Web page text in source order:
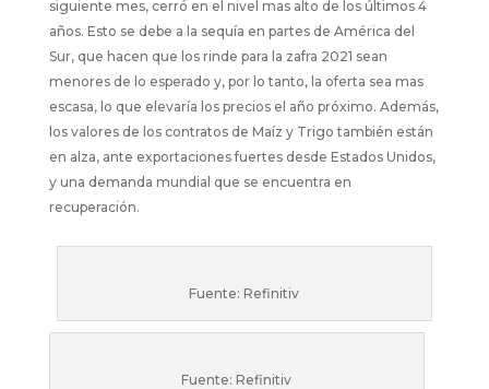
siguiente mes, cerró en el nivel mas alto de los últimos 4
años. Esto se debe a la sequía en partes de América del
Sur, que hacen que los rinde para la zafra 2021 sean
menores de lo esperado y, por lo tanto, la oferta sea mas
escasa, lo que elevaría los precios el año próximo. Además,
los valores de los contratos de Maíz y Trigo también están
en alza, ante exportaciones fuertes desde Estados Unidos,
y una demanda mundial que se encuentra en
recuperación.
Fuente: Refinitiv
Fuente: Refinitiv